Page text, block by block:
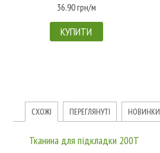
36.90 грн/м
КУПИТИ
СХОЖІ ПЕРЕГЛЯНУТІ НОВИНКИ
Тканина для підкладки 200T